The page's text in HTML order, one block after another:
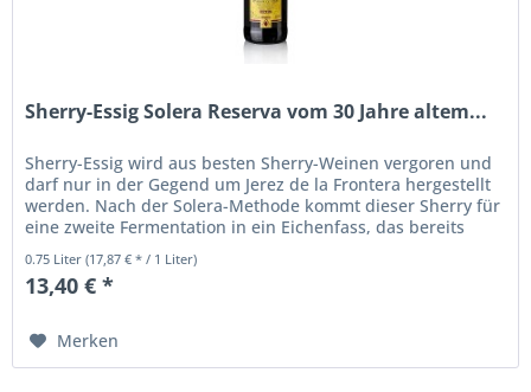
Sherry-Essig Solera Reserva vom 30 Jahre altem...
Sherry-Essig wird aus besten Sherry-Weinen vergoren und
darf nur in der Gegend um Jerez de la Frontera hergestellt
werden. Nach der Solera-Methode kommt dieser Sherry für
eine zweite Fermentation in ein Eichenfass, das bereits
alten...
0.75 Liter(17,87 € * / 1 Liter)
13,40 € *
Merken